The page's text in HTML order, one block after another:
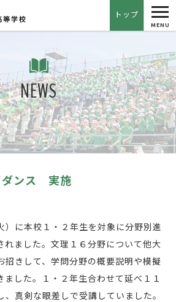
トップ
MENU
NEWS
ダンス 実施
に本校１・２年生を対象に分野別進
れました。文理１６分野について他大
招きして、学問分野の概要説明や模擬
ました。１・２年生合わせて延べ１１
、真剣な眼差しで受講していました。